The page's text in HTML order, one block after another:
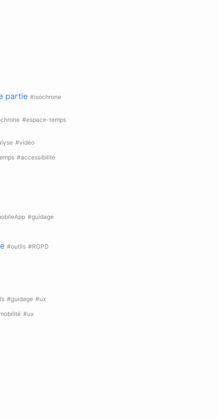
partie #isochrone
#espace-temps
#vidéo
#accessibilité
#guidage
#outils #RGPD
#guidage #ux
#ux